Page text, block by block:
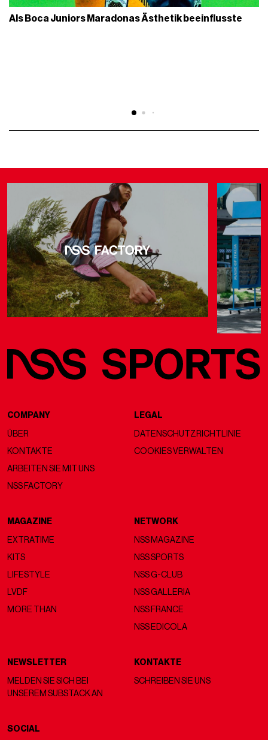
Als Boca Juniors Maradonas Ästhetik beeinflusste
COMPANY
ÜBER
KONTAKTE
ARBEITEN SIE MIT UNS
NSS FACTORY
LEGAL
DATENSCHUTZRICHTLINIE
COOKIES VERWALTEN
MAGAZINE
EXTRATIME
KITS
LIFESTYLE
LVDF
MORE THAN
NETWORK
NSS MAGAZINE
NSS SPORTS
NSS G-CLUB
NSS GALLERIA
NSS FRANCE
NSS EDICOLA
NEWSLETTER
MELDEN SIE SICH BEI
UNSEREM SUBSTACK AN
KONTAKTE
SCHREIBEN SIE UNS
SOCIAL